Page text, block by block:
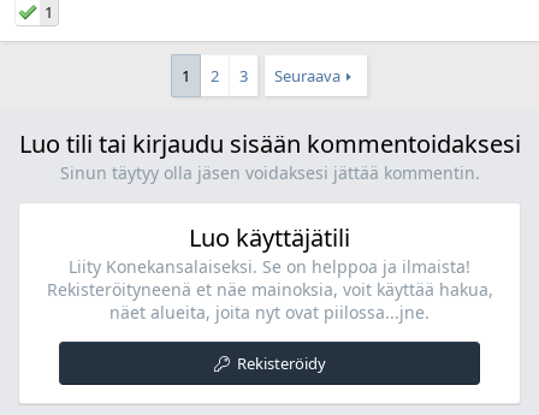
1
1 2 3 Seuraava
Luo tili tai kirjaudu sisään kommentoidaksesi
Sinun täytyy olla jäsen voidaksesi jättää kommentin.
Luo käyttäjätili
Liity Konekansalaiseksi. Se on helppoa ja ilmaista!
Rekisteröityneenä et näe mainoksia, voit käyttää hakua,
näet alueita, joita nyt ovat piilossa...jne.
Rekisteröidy